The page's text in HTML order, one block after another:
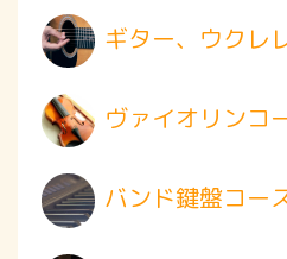
ギター、ウクレ
ヴァイオリンコ
バンド鍵盤コー